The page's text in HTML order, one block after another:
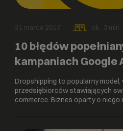
31 marca 2017 ok. 3 min
10 błędów
kampaniach Google
Dropshipping to popularny model,
przedsiębiorców stawiających
commerce. Biznes oparty o niego